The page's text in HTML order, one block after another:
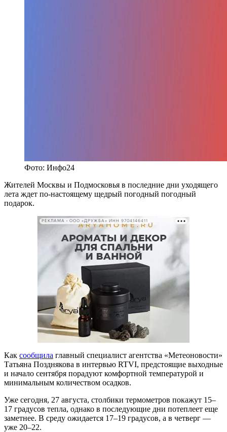
Фото: Инфо24
Жителей Москвы и Подмосковья в последние дни уходящего
лета ждет по-настоящему щедрый погодный погодный
подарок.
РЕКЛАМА • ООО «ДРУЖБА» ИНН 9704146411
Как сообщила главный специалист агентства «Метеоновости»
Татьяна Позднякова в интервью RTVI, предстоящие выходные
и начало сентября порадуют комфортной температурой и
минимальным количеством осадков.
Уже сегодня, 27 августа, столбики термометров покажут 15–
17 градусов тепла, однако в последующие дни потеплеет еще
заметнее. В среду ожидается 17–19 градусов, а в четверг —
уже 20–22.